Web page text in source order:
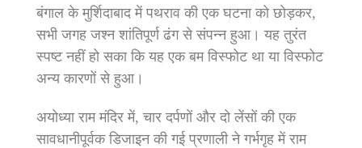
बंगाल के मुर्शिदाबाद में पथराव की एक घटना को छोड़कर,
सभी जगह जश्न शांतिपूर्ण ढंग से संपन्न हुआ। यह तुरंत
स्पष्ट नहीं हो सका कि यह एक बम विस्फोट था या विस्फोट
अन्य कारणों से हुआ।
अयोध्या राम मंदिर में, चार दर्पणों और दो लेंसों की एक
सावधानीपूर्वक डिजाइन की गई प्रणाली ने गर्भगृह में राम